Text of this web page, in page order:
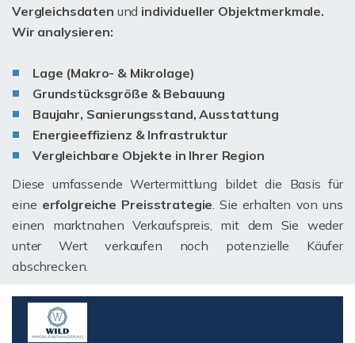
Vergleichsdaten und individueller Objektmerkmale.
Wir analysieren:
Lage (Makro- & Mikrolage)
Grundstücksgröße & Bebauung
Baujahr, Sanierungsstand, Ausstattung
Energieeffizienz & Infrastruktur
Vergleichbare Objekte in Ihrer Region
Diese umfassende Wertermittlung bildet die Basis für
eine erfolgreiche Preisstrategie. Sie erhalten von uns
einen marktnahen Verkaufspreis, mit dem Sie weder
unter Wert verkaufen noch potenzielle Käufer
abschrecken.